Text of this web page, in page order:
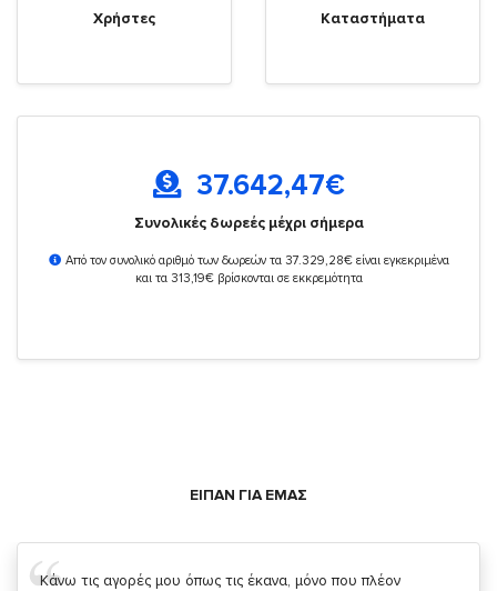
Χρήστες Καταστήματα
37.642,47€
Συνολικές δωρεές μέχρι σήμερα
Από τον συνολικό αριθμό των δωρεών τα 37.329,28€ είναι εγκεκριμένα
και τα 313,19€ βρίσκονται σε εκκρεμότητα
ΕΙΠΑΝ ΓΙΑ ΕΜΑΣ
Σας ευχαριστώ που μας δίνετε την δυνατότητα να κάνουμε